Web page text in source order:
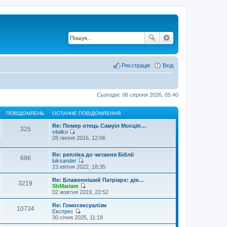
Вхід
Реєстрація
Сьогодні: 06 серпня 2026, 05:40
ПОВІДОМЛЕНЬ ОСТАННЄ ПОВІДОМЛЕННЯ
325
Re: Помер отець Самуїл Мосціп…
vitalko
П
р
е
г
л
я
н
у
т
и
о
с
т
28 липня 2016, 12:06
686
Re: репліка до читання Біблії
luksander
П
е
р
е
г
л
н
у
т
23 квітня 2022, 18:35
3219
Re: Блаженніший Патріарх: дія…
ShMariam
П
е
р
е
г
л
02 жовтня 2019, 22:52
10734
Re: Гомосексуалізм
Експрес
П
е
30 січня 2025, 11:18